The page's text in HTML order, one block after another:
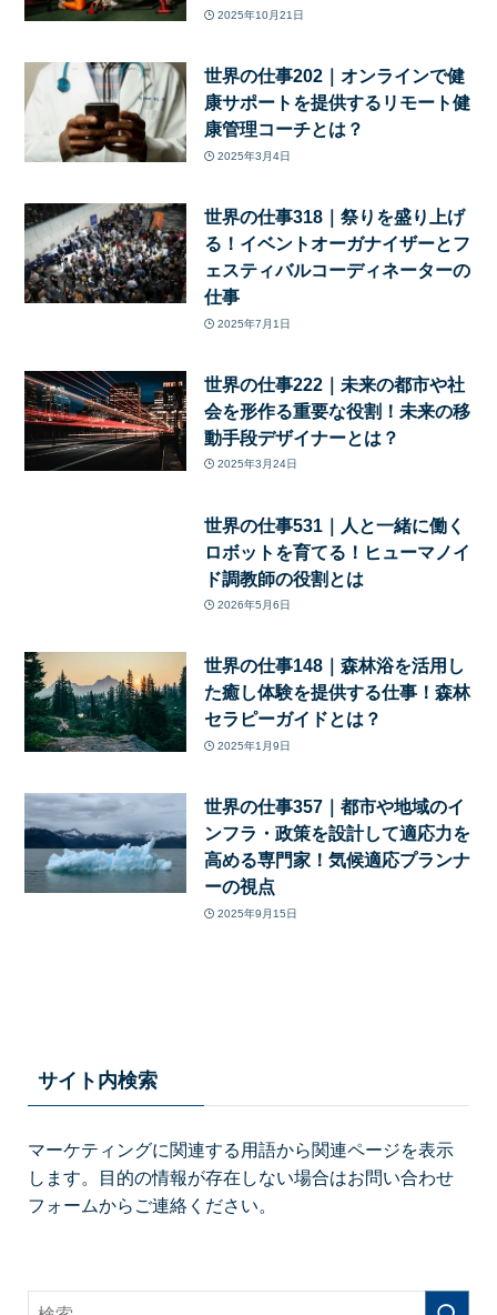
2025年10月21日
世界の仕事202｜オンラインで健
康サポートを提供するリモート健
康管理コーチとは？
2025年3月4日
世界の仕事318｜祭りを盛り上げ
る！イベントオーガナイザーとフ
ェスティバルコーディネーターの
仕事
2025年7月1日
世界の仕事222｜未来の都市や社
会を形作る重要な役割！未来の移
動手段デザイナーとは？
2025年3月24日
世界の仕事531｜人と一緒に働く
ロボットを育てる！ヒューマノイ
ド調教師の役割とは
2026年5月6日
世界の仕事148｜森林浴を活用し
た癒し体験を提供する仕事！森林
セラピーガイドとは？
2025年1月9日
世界の仕事357｜都市や地域のイ
ンフラ・政策を設計して適応力を
高める専門家！気候適応プランナ
ーの視点
2025年9月15日
サイト内検索
マーケティングに関連する用語から関連ページを表示
します。目的の情報が存在しない場合はお問い合わせ
フォームからご連絡ください。